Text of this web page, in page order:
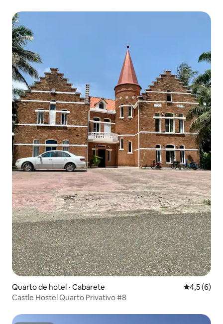
Quarto de hotel ⋅ Cabarete 4,5 de
4,5 (6)
Castle Hostel Quarto Privativo #8